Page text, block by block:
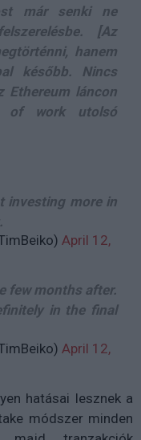
már senki ne
[Az
hanem
később. Nincs
Ethereum láncon
of work utolsó
investing more in
April 12,
few months after.
in the final
April 12,
hatásai lesznek a
módszer minden